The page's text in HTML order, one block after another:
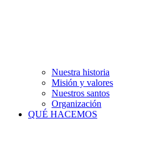
Nuestra historia
Misión y valores
Nuestros santos
Organización
QUÉ HACEMOS